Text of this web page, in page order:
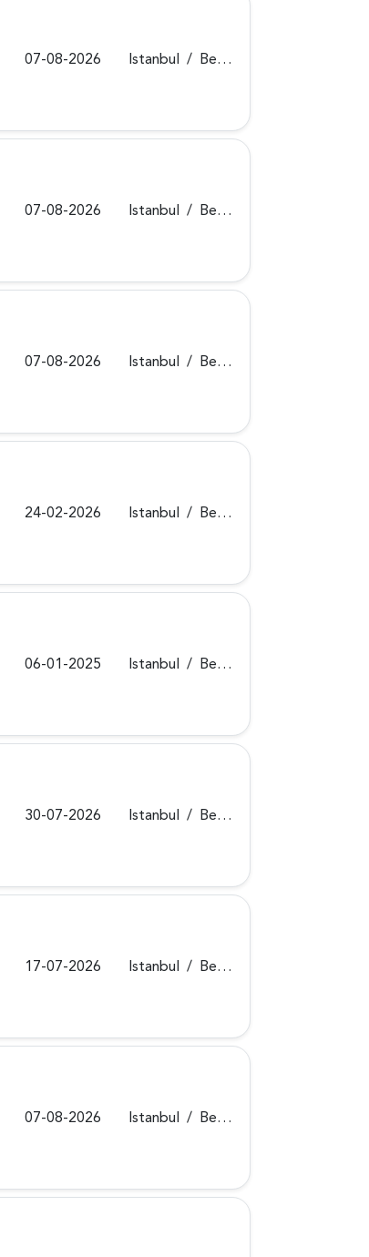
07-08-2026 Istanbul / Beykoz
07-08-2026 Istanbul / Beykoz
07-08-2026 Istanbul / Beykoz
24-02-2026 Istanbul / Beykoz
06-01-2025 Istanbul / Beykoz
30-07-2026 Istanbul / Beykoz
17-07-2026 Istanbul / Beykoz
07-08-2026 Istanbul / Beykoz